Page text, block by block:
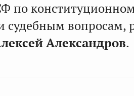
по
судебным вопросам,
Александров.